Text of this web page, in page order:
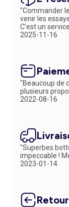
"Commander
venir les
C’est un
2025-11-16
"Beaucoup de
plusieurs
2022-08-16
"Superbes
impeccable !
2023-01-14